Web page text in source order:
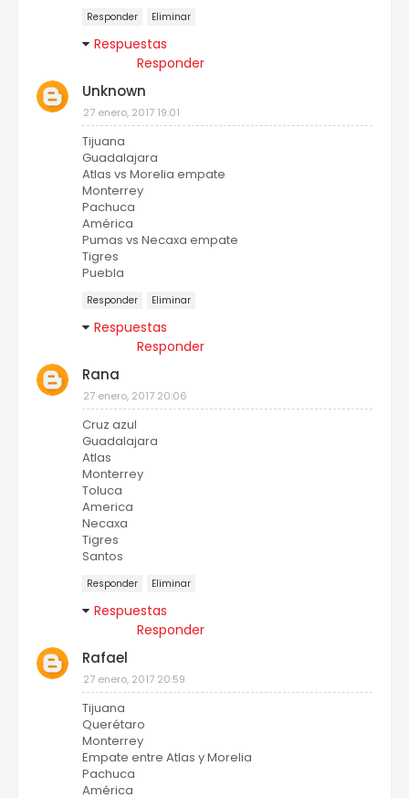
Responder Eliminar
Respuestas
Responder
Unknown
27 enero, 2017 19:01
Tijuana
Guadalajara
Atlas vs Morelia empate
Monterrey
Pachuca
América
Pumas vs Necaxa empate
Tigres
Puebla
Responder Eliminar
Respuestas
Responder
Rana
27 enero, 2017 20:06
Cruz azul
Guadalajara
Atlas
Monterrey
Toluca
America
Necaxa
Tigres
Santos
Responder Eliminar
Respuestas
Responder
Rafael
27 enero, 2017 20:59
Tijuana
Querétaro
Monterrey
Empate entre Atlas y Morelia
Pachuca
América